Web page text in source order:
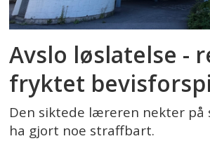
Avslo løslatelse -
fryktet
Den siktede læreren nekter på
ha gjort noe straffbart.